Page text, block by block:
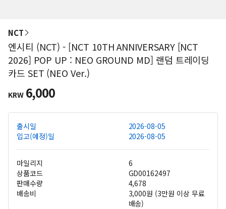
NCT
엔시티 (NCT) - [NCT 10TH ANNIVERSARY [NCT
2026] POP UP : NEO GROUND MD] 랜덤 트레이딩
카드 SET (NEO Ver.)
KRW 6,000
출시일
2026-08-05
입고(예정)일
2026-08-05
마일리지
6
상품코드
GD00162497
판매수량
4,678
배송비
3,000원 (3만원 이상 무료
배송)